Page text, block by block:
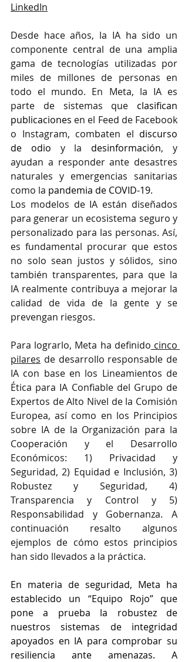
LinkedIn
Desde hace años, la IA ha sido un
componente central de una amplia
gama de tecnologías utilizadas por
miles de millones de personas en
todo el mundo. En Meta, la IA es
parte de sistemas que clasifican
publicaciones en el Feed de Facebook
o Instagram, combaten el discurso
de odio y la desinformación, y
ayudan a responder ante desastres
naturales y emergencias sanitarias
como la pandemia de COVID-19.
Los modelos de IA están diseñados
para generar un ecosistema seguro y
personalizado para las personas. Así,
es fundamental procurar que estos
no solo sean justos y sólidos, sino
también transparentes, para que la
IA realmente contribuya a mejorar la
calidad de vida de la gente y se
prevengan riesgos.
Para lograrlo, Meta ha definido cinco
pilares de desarrollo responsable de
IA con base en los Lineamientos de
Ética para IA Confiable del Grupo de
Expertos de Alto Nivel de la Comisión
Europea, así como en los Principios
sobre IA de la Organización para la
Cooperación y el Desarrollo
Económicos: 1) Privacidad y
Seguridad, 2) Equidad e Inclusión, 3)
Robustez y Seguridad, 4)
Transparencia y Control y 5)
Responsabilidad y Gobernanza. A
continuación resalto algunos
ejemplos de cómo estos principios
han sido llevados a la práctica.
En materia de seguridad, Meta ha
establecido un “Equipo Rojo” que
pone a prueba la robustez de
nuestros sistemas de integridad
apoyados en IA para comprobar su
resiliencia ante amenazas. A